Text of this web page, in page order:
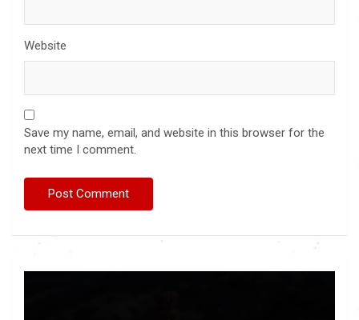
Website
Save my name, email, and website in this browser for the
next time I comment.